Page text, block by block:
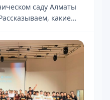
саду Алматы
какие
посетить.